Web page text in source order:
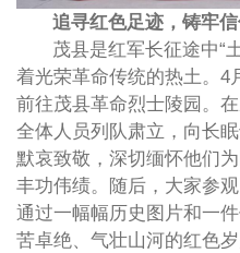
追寻红色足迹，铸牢
茂县是红军长征途中“
着光荣革命传统的热土。4
前往茂县革命烈士陵园。
全体人员列队肃立，向长
默哀致敬，深切缅怀他们
丰功伟绩。随后，大家参
通过一幅幅历史图片和一
苦卓绝、气壮山河的红色